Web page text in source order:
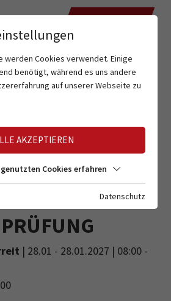
CTT
| 28.01 - 28.01.2027 | 08:00 -
werden Cookies verwendet. Einige
benötigt, während es uns andere
auf unserer Webseite zu
AKZEPTIEREN
Cookies erfahren
Datenschutz